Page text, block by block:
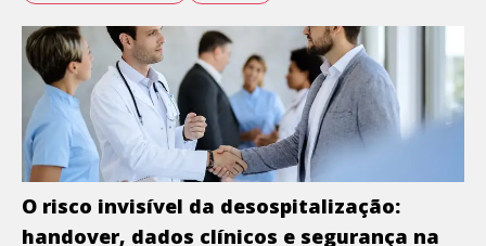
O risco invisível da desospitalização:
handover, dados clínicos e segurança na